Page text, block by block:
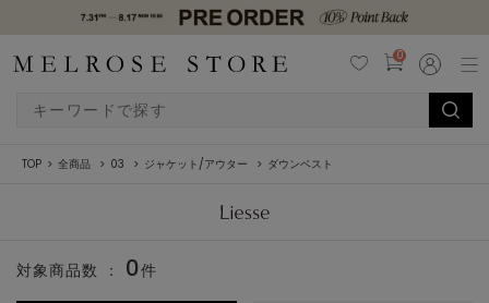
0
TOP 全商品 03 ジャケット/アウター ダウンベスト
対象商品数 ： 0件